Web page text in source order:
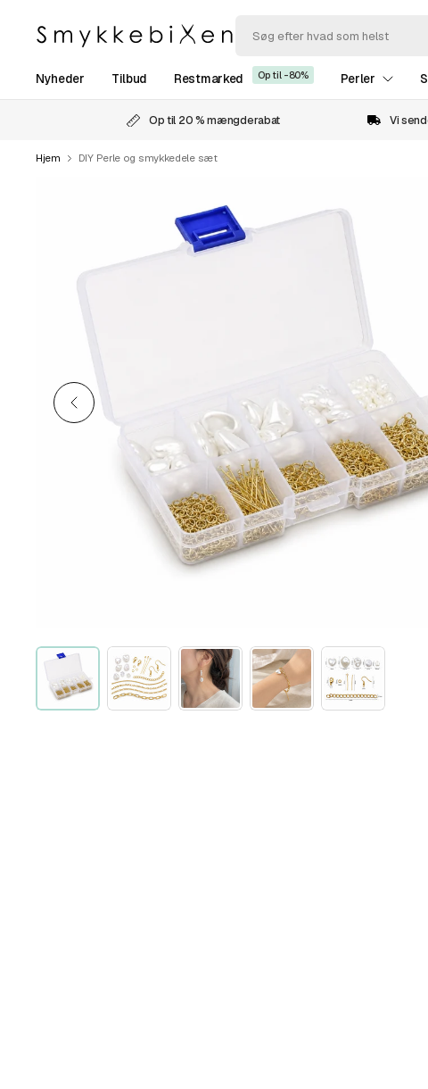
Nyheder Tilbud Restmarked Op til -80% Perler
Op til 20 % mængderabat Vi
Hjem DIY Perle og smykkedele sæt